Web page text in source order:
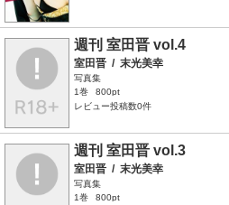
週刊 室田晋 vol.4
室田晋 / 末光美幸
写真集
1巻
800pt
レビュー投稿数0件
週刊 室田晋 vol.3
室田晋 / 末光美幸
写真集
1巻
800pt